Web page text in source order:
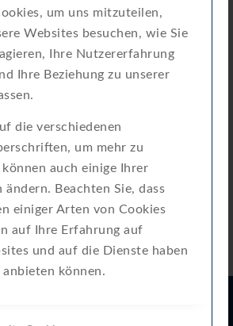
um uns mitzuteilen,
Websites besuchen, wie Sie
Ihre Nutzererfahrung
Ihre Beziehung zu unserer
die verschiedenen
um mehr zu
auch einige Ihrer
ändern. Beachten Sie, dass
einiger Arten von Cookies
auf Ihre Erfahrung auf
und auf die Dienste haben
können.
Modul-